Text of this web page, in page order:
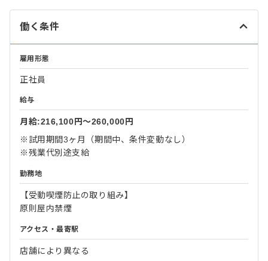
働く条件
雇用形態
正社員
給与
月給:216,100円〜260,000円
※試用期間3ヶ月（期間中、条件変動なし）
※残業代別途支給
勤務地
【受動喫煙防止の取り組み】
原則屋内禁煙
アクセス・最寄駅
店舗により異なる